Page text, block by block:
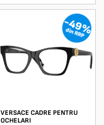
-49%
din RRP
VERSACE CADRE PENTRU
OCHELARI